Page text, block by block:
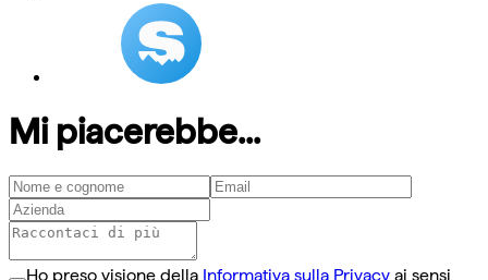
Mi piacerebbe...
Ho preso visione della Informativa sulla Privacy ai sensi